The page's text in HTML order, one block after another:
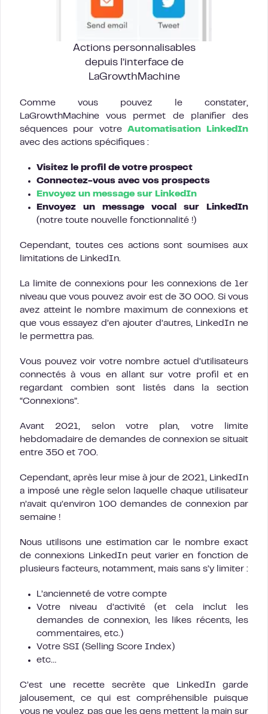
Actions personnalisables
depuis l’interface de
LaGrowthMachine
Comme vous pouvez le constater,
LaGrowthMachine vous permet de planifier des
séquences pour votre Automatisation LinkedIn
avec des actions spécifiques :
Visitez le profil de votre prospect
Connectez-vous avec vos prospects
Envoyez un message sur LinkedIn
Envoyez un message vocal sur LinkedIn
(notre toute nouvelle fonctionnalité !)
Cependant, toutes ces actions sont soumises aux
limitations de LinkedIn.
La limite de connexions pour les connexions de 1er
niveau que vous pouvez avoir est de 30 000. Si vous
avez atteint le nombre maximum de connexions et
que vous essayez d’en ajouter d’autres, LinkedIn ne
le permettra pas.
Vous pouvez voir votre nombre actuel d’utilisateurs
connectés à vous en allant sur votre profil et en
regardant combien sont listés dans la section
“Connexions”.
Avant 2021, selon votre plan, votre limite
hebdomadaire de demandes de connexion se situait
entre 350 et 700.
Cependant, après leur mise à jour de 2021, LinkedIn
a imposé une règle selon laquelle chaque utilisateur
n’avait qu’environ 100 demandes de connexion par
semaine !
Nous utilisons une estimation car le nombre exact
de connexions LinkedIn peut varier en fonction de
plusieurs facteurs, notamment, mais sans s’y limiter :
L’ancienneté de votre compte
Votre niveau d’activité (et cela inclut les
demandes de connexion, les likes récents, les
commentaires, etc.)
Votre SSI (Selling Score Index)
etc…
C’est une recette secrète que LinkedIn garde
jalousement, ce qui est compréhensible puisque
vous ne voulez pas que les gens mettent la main sur